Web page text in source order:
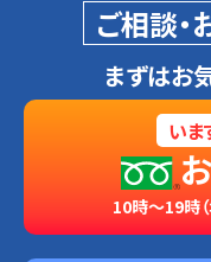
ご相談・
まずはお
いま
10時～19時